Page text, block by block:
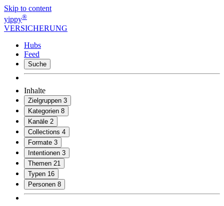
Skip to content
yippy®
VERSICHERUNG
Hubs
Feed
Suche
Inhalte
Zielgruppen 3
Kategorien 8
Kanäle 2
Collections 4
Formate 3
Intentionen 3
Themen 21
Typen 16
Personen 8